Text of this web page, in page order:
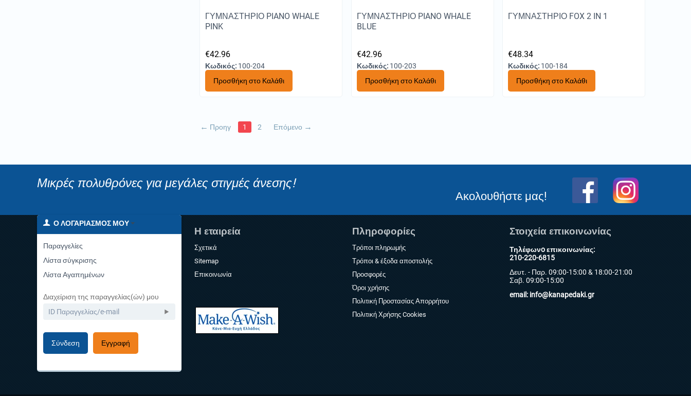
ΓΥΜΝΑΣΤΗΡΙΟ PIANO WHALE
PINK
€42.96
Κωδικός: 100-204
Προσθήκη στο Καλάθι
ΓΥΜΝΑΣΤΗΡΙΟ PIANO WHALE
BLUE
€42.96
Κωδικός: 100-203
Προσθήκη στο Καλάθι
ΓΥΜΝΑΣΤΗΡΙΟ FOX 2 IN 1
€48.34
Κωδικός: 100-184
Προσθήκη στο Καλάθι
Προηγ 1 2 Επόμενο
Μικρές πολυθρόνες για μεγάλες στιγμές άνεσης!
Ακολουθήστε μας!
Ο ΛΟΓΑΡΙΑΣΜΌΣ ΜΟΥ
Παραγγελίες
Λίστα σύγκρισης
Λίστα Αγαπημένων
Διαχείριση της παραγγελίας(ών) μου
Σύνδεση Εγγραφή
Η εταιρεία
Σχετικά
Sitemap
Επικοινωνία
Πληροφορίες
Τρόποι πληρωμής
Τρόποι & έξοδα αποστολής
Προσφορές
Όροι χρήσης
Πολιτική Προστασίας Απορρήτου
Πολιτική Χρήσης Cookies
Στοιχεία επικοινωνίας
Τηλέφωνo επικοινωνίας:
210-220-6815
Δευτ. - Παρ. 09:00-15:00 & 18:00-21:00
Σαβ. 09:00-15:00
email: info@kanapedaki.gr